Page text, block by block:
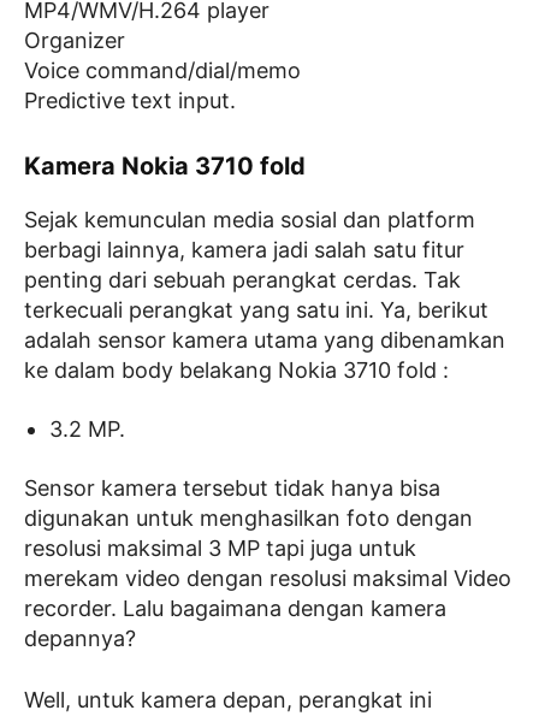
MP4/WMV/H.264 player
Organizer
Voice command/dial/memo
Predictive text input.
Kamera Nokia 3710 fold
Sejak kemunculan media sosial dan platform
berbagi lainnya, kamera jadi salah satu fitur
penting dari sebuah perangkat cerdas. Tak
terkecuali perangkat yang satu ini. Ya, berikut
adalah sensor kamera utama yang dibenamkan
ke dalam body belakang Nokia 3710 fold :
3.2 MP.
Sensor kamera tersebut tidak hanya bisa
digunakan untuk menghasilkan foto dengan
resolusi maksimal 3 MP tapi juga untuk
merekam video dengan resolusi maksimal Video
recorder. Lalu bagaimana dengan kamera
depannya?
Well, untuk kamera depan, perangkat ini